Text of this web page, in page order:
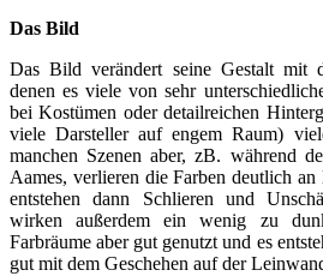
Das Bild
Das Bild verändert seine Gestalt mit
denen es viele von sehr
bei Kostümen oder detailreichen
viele Darsteller auf engem Raum)
manchen Szenen aber, zB. während
Aames, verlieren die Farben deutlich
entstehen dann Schlieren und
wirken außerdem ein wenig zu
Farbräume aber gut genutzt und es
gut mit dem Geschehen auf der